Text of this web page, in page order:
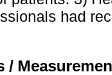
had
/